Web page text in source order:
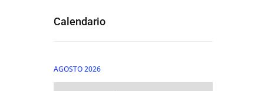
Calendario
AGOSTO 2026